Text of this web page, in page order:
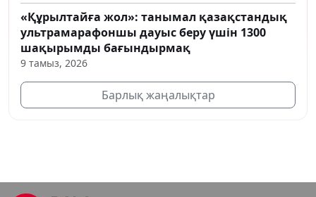
«Құрылтайға жол»: танымал қазақстандық
ультрамарафоншы дауыс беру үшін 1300
шақырымды бағындырмақ
9 тамыз, 2026
Барлық жаңалықтар